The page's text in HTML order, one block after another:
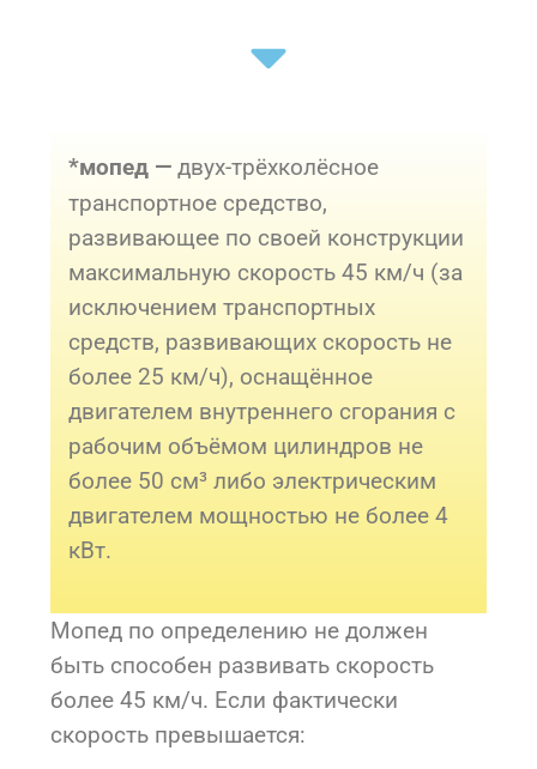
*мопед — двух-трёхколёсное
транспортное средство,
развивающее по своей конструкции
максимальную скорость 45 км/ч (за
исключением транспортных
средств, развивающих скорость не
более 25 км/ч), оснащённое
двигателем внутреннего сгорания с
рабочим объёмом цилиндров не
более 50 см³ либо электрическим
двигателем мощностью не более 4
кВт.
Мопед по определению не должен
быть способен развивать скорость
более 45 км/ч. Если фактически
скорость превышается: